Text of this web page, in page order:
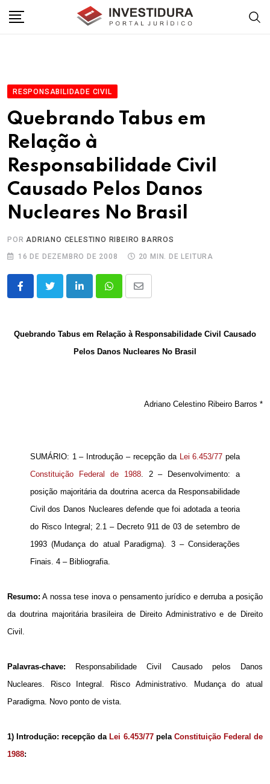
RESPONSABILIDADE CIVIL
Quebrando Tabus em
Relação à
Responsabilidade Civil
Causado Pelos Danos
Nucleares No Brasil
PORADRIANO CELESTINO RIBEIRO BARROS
16 DE DEZEMBRO DE 2008
20 MIN. DE LEITURA
LinkedInWhatsappShare
Quebrando Tabus em Relação à Responsabilidade Civil Causado
Pelos Danos Nucleares No Brasil
Adriano Celestino Ribeiro Barros *
SUMÁRIO: 1 – Introdução – recepção da Lei 6.453/77 pela
Constituição Federal de 1988. 2 – Desenvolvimento: a
posição majoritária da doutrina acerca da Responsabilidade
Civil dos Danos Nucleares defende que foi adotada a teoria
do Risco Integral; 2.1 – Decreto 911 de 03 de setembro de
1993 (Mudança do atual Paradigma). 3 – Considerações
Finais. 4 – Bibliografia.
Resumo: A nossa tese inova o pensamento jurídico e derruba a posição
da doutrina majoritária brasileira de Direito Administrativo e de Direito
Civil.
Palavras-chave: Responsabilidade Civil Causado pelos Danos
Nucleares. Risco Integral. Risco Administrativo. Mudança do atual
Paradigma. Novo ponto de vista.
1) Introdução: recepção da Lei 6.453/77pela Constituição Federal de
1988: